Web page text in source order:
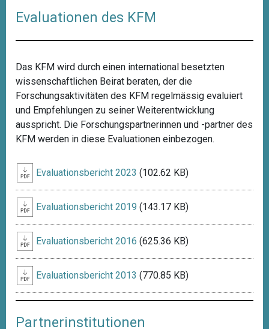
Evaluationen des KFM
Das KFM wird durch einen international besetzten
wissenschaftlichen Beirat beraten, der die
Forschungsaktivitäten des KFM regelmässig evaluiert
und Empfehlungen zu seiner Weiterentwicklung
ausspricht. Die Forschungspartnerinnen und -partner des
KFM werden in diese Evaluationen einbezogen.
Evaluationsbericht 2023 (102.62 KB)
Evaluationsbericht 2019 (143.17 KB)
Evaluationsbericht 2016 (625.36 KB)
Evaluationsbericht 2013 (770.85 KB)
Partnerinstitutionen